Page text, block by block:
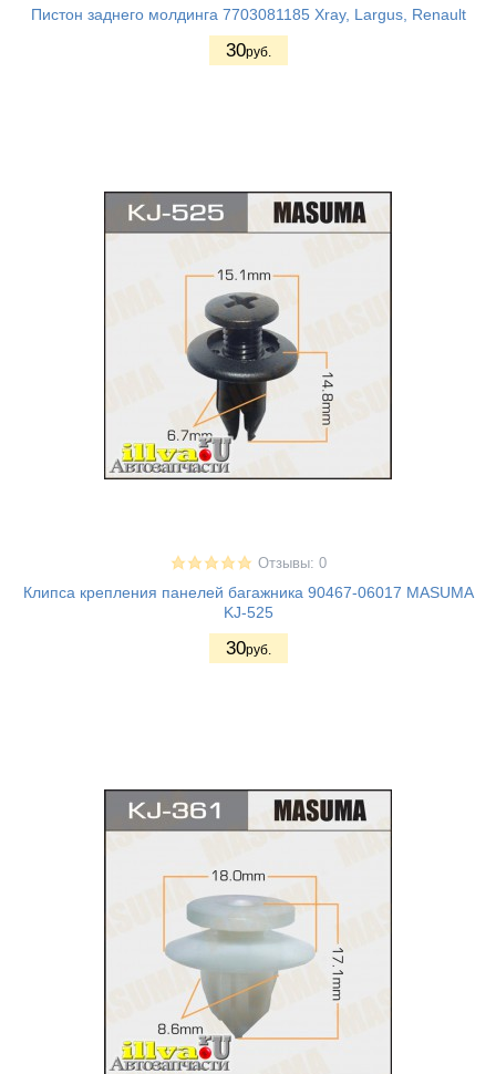
Пистон заднего молдинга 7703081185 Хray, Largus, Renault
30руб.
Отзывы: 0
Клипса крепления панелей багажника 90467-06017 MASUMA
KJ-525
30руб.